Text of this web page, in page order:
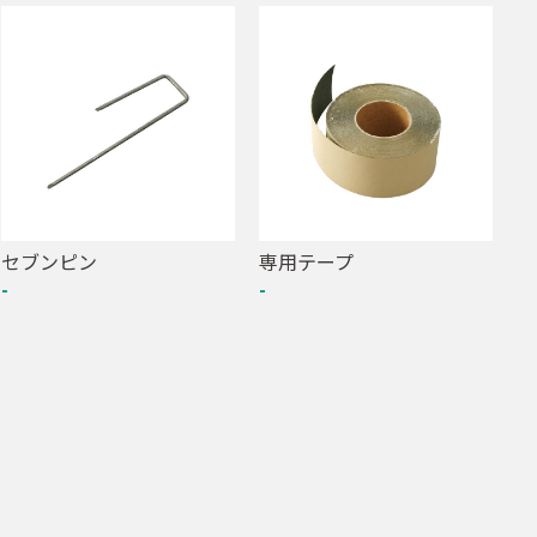
セブンピン
-
専用テープ
-